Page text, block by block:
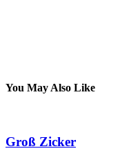
You May Also Like
Groß Zicker